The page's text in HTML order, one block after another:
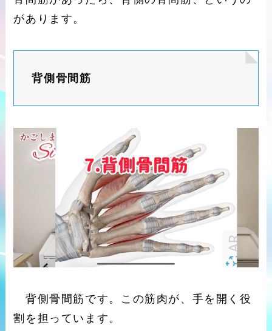
があります。
背側骨間筋
背側骨間筋です。この筋肉が、手を開く役
割を担っています。